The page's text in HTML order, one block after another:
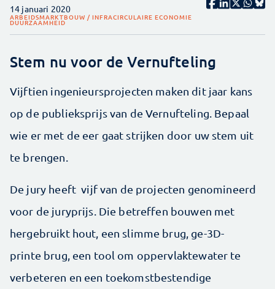
14 januari 2020
ARBEIDSMARKTBOUW / INFRACIRCULAIRE ECONOMIE
DUURZAAMHEID
Stem nu voor de Vernufteling
Vijftien ingenieursprojecten maken dit jaar kans
op de publieksprijs van de Vernufteling. Bepaal
wie er met de eer gaat strijken door uw stem uit
te brengen.
De jury heeft vijf van de projecten genomineerd
voor de juryprijs. Die betreffen bouwen met
hergebruikt hout, een slimme brug, ge-3D-
printe brug, een tool om oppervlaktewater te
verbeteren en een toekomstbestendige